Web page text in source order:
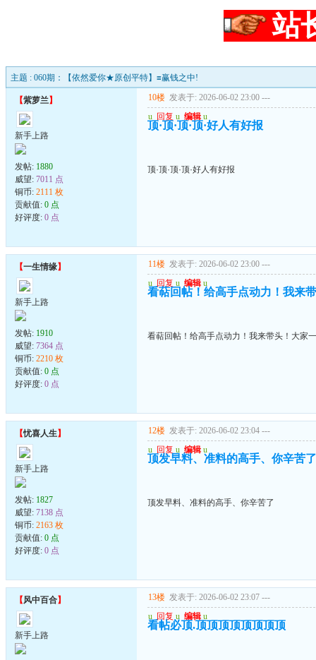
站
主题 : 060期：【依然爱你★原创平特】≡赢钱之中!
【紫萝兰】
新手上路
发帖: 1880
威望: 7011 点
铜币: 2111 枚
贡献值: 0 点
好评度: 0 点
10楼 发表于: 2026-06-02 23:00 ---
u 回复 u 编辑 u
顶·顶·顶·顶·好人有好报
顶·顶·顶·顶·好人有好报
【一生情缘】
新手上路
发帖: 1910
威望: 7364 点
铜币: 2210 枚
贡献值: 0 点
好评度: 0 点
11楼 发表于: 2026-06-02 23:00 ---
u 回复 u 编辑 u
看萜回帖！给高手点动力！我来
看萜回帖！给高手点动力！我来带头！大家
【忧喜人生】
新手上路
发帖: 1827
威望: 7138 点
铜币: 2163 枚
贡献值: 0 点
好评度: 0 点
12楼 发表于: 2026-06-02 23:04 ---
u 回复 u 编辑 u
顶发早料、准料的高手、你辛苦了
顶发早料、准料的高手、你辛苦了
【风中百合】
新手上路
13楼 发表于: 2026-06-02 23:07 ---
u 回复 u 编辑 u
看帖必顶.顶顶顶顶顶顶顶顶